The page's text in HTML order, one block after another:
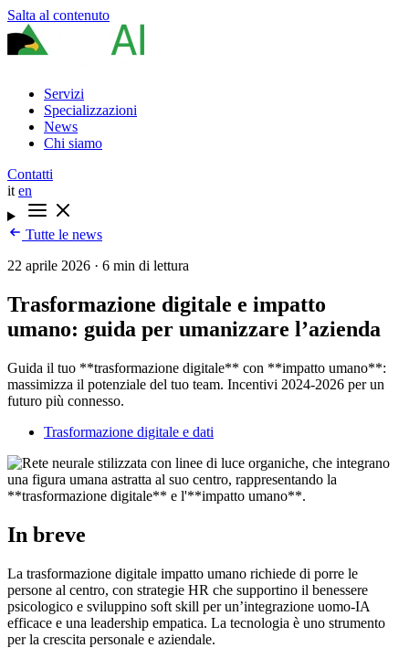
Salta al contenuto
Servizi
Specializzazioni
News
Chi siamo
Contatti
it en
Tutte le news
22 aprile 2026 · 6 min di lettura
Trasformazione digitale e impatto
umano: guida per umanizzare l’azienda
Guida il tuo **trasformazione digitale** con **impatto umano**:
massimizza il potenziale del tuo team. Incentivi 2024-2026 per un
futuro più connesso.
Trasformazione digitale e dati
In breve
La trasformazione digitale impatto umano richiede di porre le
persone al centro, con strategie HR che supportino il benessere
psicologico e sviluppino soft skill per un’integrazione uomo-IA
efficace e una leadership empatica. La tecnologia è uno strumento
per la crescita personale e aziendale.